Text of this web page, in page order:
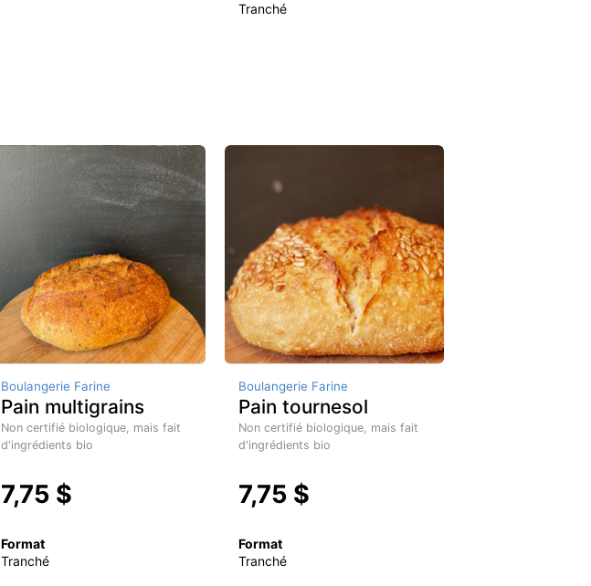
Tranché
Boulangerie Farine
Pain multigrains
Non certifié biologique, mais fait
d'ingrédients bio
7,75 $
Format
Tranché
Boulangerie Farine
Pain tournesol
Non certifié biologique, mais fait
d'ingrédients bio
7,75 $
Format
Tranché